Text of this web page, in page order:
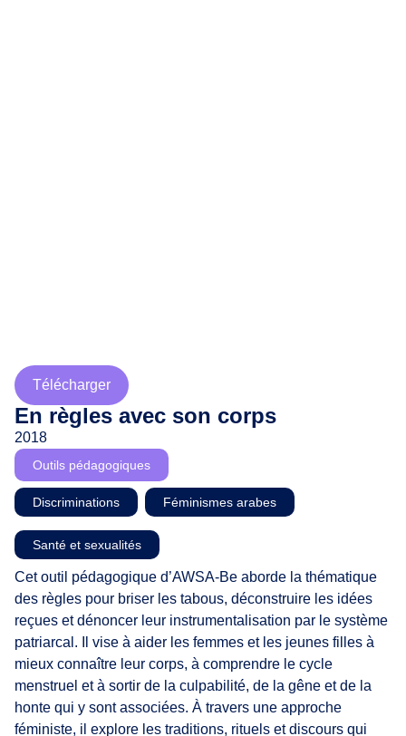
Télécharger
En règles avec son corps
2018
Outils pédagogiques
Discriminations Féminismes arabes
Santé et sexualités
Cet outil pédagogique d’AWSA-Be aborde la thématique
des règles pour briser les tabous, déconstruire les idées
reçues et dénoncer leur instrumentalisation par le système
patriarcal. Il vise à aider les femmes et les jeunes filles à
mieux connaître leur corps, à comprendre le cycle
menstruel et à sortir de la culpabilité, de la gêne et de la
honte qui y sont associées. À travers une approche
féministe, il explore les traditions, rituels et discours qui